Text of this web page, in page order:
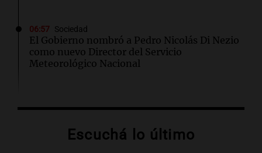
06:57 Sociedad
El Gobierno nombró a Pedro Nicolás Di Nezio
como nuevo Director del Servicio
Meteorológico Nacional
Candela Arizaga se refirió al escándalo con
cualquiera"Escuchá lo último